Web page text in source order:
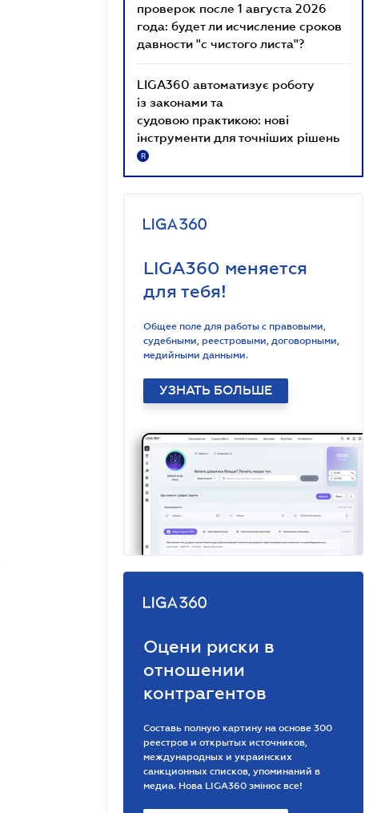
проверок после 1 августа 2026
года: будет ли исчисление сроков
давности "с чистого листа"?
LIGA360 автоматизує роботу
із законами та
судовою практикою: нові
інструменти для точніших рішень
R
LIGA360 меняется
для тебя!
Общее поле для работы с правовыми,
судебными, реестровыми, договорными,
медийными данными.
УЗНАТЬ БОЛЬШЕ
Оцени риски в
отношении
контрагентов
Составь полную картину на основе 300
реестров и открытых источников,
международных и украинских
санкционных списков, упоминаний в
медиа. Нова LIGA360 змінює все!